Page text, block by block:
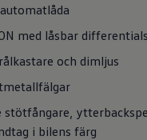
med låsbar
och dimljus
stötfångare,
i bilens färg